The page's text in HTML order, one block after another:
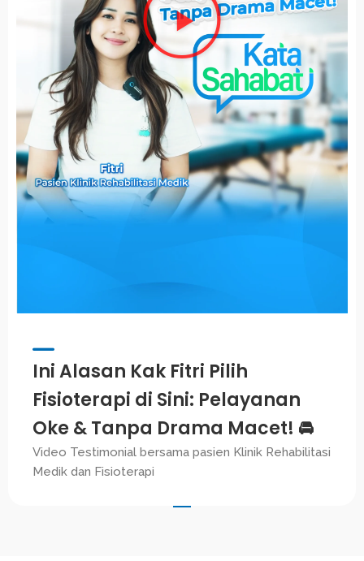
Ini Alasan Kak Fitri Pilih
Fisioterapi di Sini: Pelayanan
Oke & Tanpa Drama Macet! 🚘
Video Testimonial bersama pasien Klinik Rehabilitasi
Medik dan Fisioterapi